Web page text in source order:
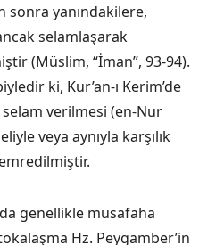
sonra yanındakilere,
selamlaşarak
(Müslim, “İman”, 93-94).
ki, Kur’an-ı Kerim’de
verilmesi (en-Nur
veya aynıyla karşılık
genellikle musafaha
Hz. Peygamber’in